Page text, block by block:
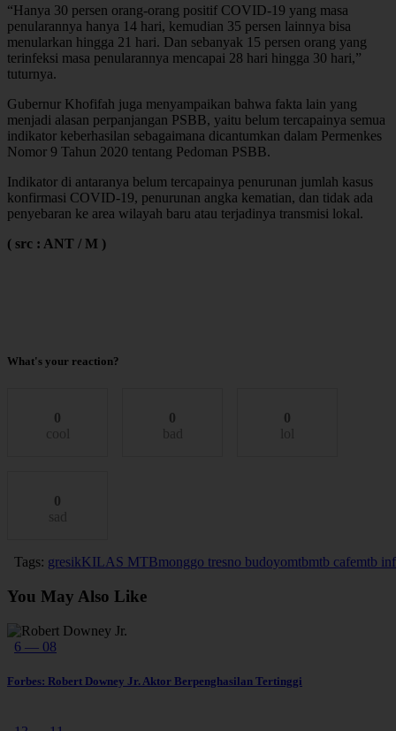
“Hanya 30 persen orang-orang positif COVID-19 yang masa
penularannya hanya 14 hari, kemudian 35 persen lainnya bisa
menularkan hingga 21 hari. Dan sebanyak 15 persen orang yang
terinfeksi masa penularannya mencapai 28 hari hingga 30 hari,”
tuturnya.
Gubernur Khofifah juga menyampaikan bahwa fakta lain yang
menjadi alasan perpanjangan PSBB, yaitu belum tercapainya semua
indikator keberhasilan sebagaimana dicantumkan dalam Permenkes
Nomor 9 Tahun 2020 tentang Pedoman PSBB.
Indikator di antaranya belum tercapainya penurunan jumlah kasus
konfirmasi COVID-19, penurunan angka kematian, dan tidak ada
penyebaran ke area wilayah baru atau terjadinya transmisi lokal.
( src : ANT / M )
What's your reaction?
0
cool
0
bad
0
lol
0
sad
Tags: gresikKILAS MTBmonggo tresno budoyomtbmtb cafemtb
You May Also Like
6 — 08
Forbes: Robert Downey Jr. Aktor Berpenghasilan Tertinggi